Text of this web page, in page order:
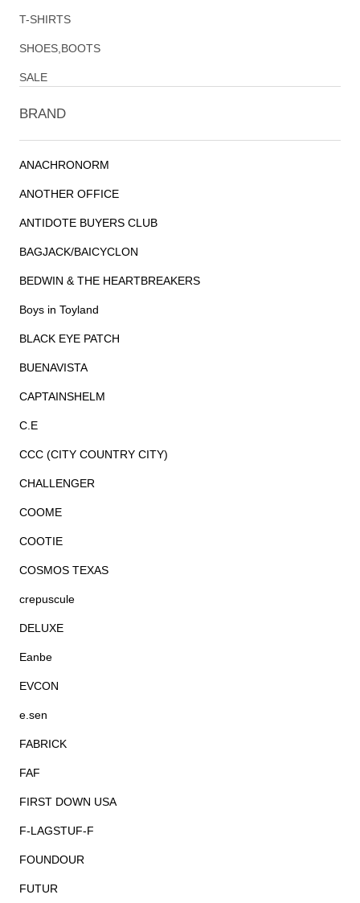
T-SHIRTS
SHOES,BOOTS
SALE
BRAND
ANACHRONORM
ANOTHER OFFICE
ANTIDOTE BUYERS CLUB
BAGJACK/BAICYCLON
BEDWIN & THE HEARTBREAKERS
Boys in Toyland
BLACK EYE PATCH
BUENAVISTA
CAPTAINSHELM
C.E
CCC (CITY COUNTRY CITY)
CHALLENGER
COOME
COOTIE
COSMOS TEXAS
crepuscule
DELUXE
Eanbe
EVCON
e.sen
FABRICK
FAF
FIRST DOWN USA
F-LAGSTUF-F
FOUNDOUR
FUTUR